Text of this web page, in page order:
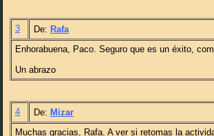
3 De: Rafa
Enhorabuena, Paco. Seguro que es un éxito,
Un abrazo
4 De: Mizar
Muchas gracias, Rafa. A ver si retomas la